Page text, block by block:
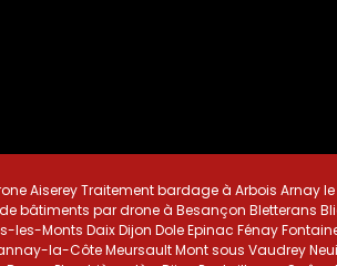
Aiserey Traitement bardage à Arbois Arnay le
bâtiments par drone à Besançon Bletterans
les-Monts Daix Dijon Dole Epinac Fénay
la-CôteMeursaultMont sous Vaudrey